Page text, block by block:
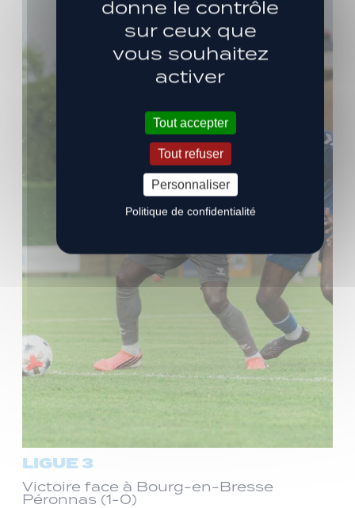
LIGUE 3
Victoire face à Bourg-en-Bresse
Péronnas (1-0)
donne le contrôle
sur ceux que
vous souhaitez
activer
Tout accepter
Tout refuser
Personnaliser
Politique de confidentialité